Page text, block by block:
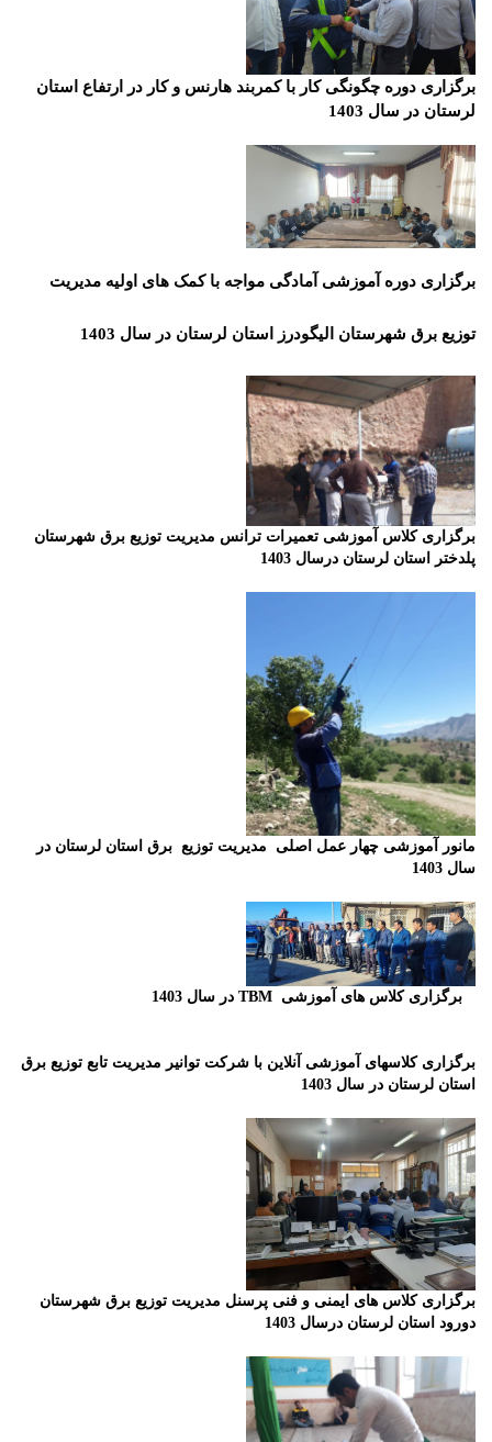
برگزاری دوره چگونگی کار با کمربند هارنس و کار در ارتفاع استان
لرستان در سال 1403
برگزاری دوره آموزشی آمادگی مواجه با کمک های اولیه مدیریت
توزیع برق شهرستان الیگودرز استان لرستان در سال 1403
برگزاری کلاس آموزشی تعمیرات ترانس مدیریت توزیع برق شهرستان
پلدختر استان لرستان درسال 1403
مانور آموزشی چهار عمل اصلی مدیریت توزیع برق استان لرستان در
سال 1403
در سال 1403
برگزاری کلاسهای آموزشی آنلاین با شرکت توانیر مدیریت تابع توزیع برق
استان لرستان در سال 1403
برگزاری کلاس های ایمنی و فنی پرسنل مدیریت توزیع برق شهرستان
دورود استان لرستان درسال 1403